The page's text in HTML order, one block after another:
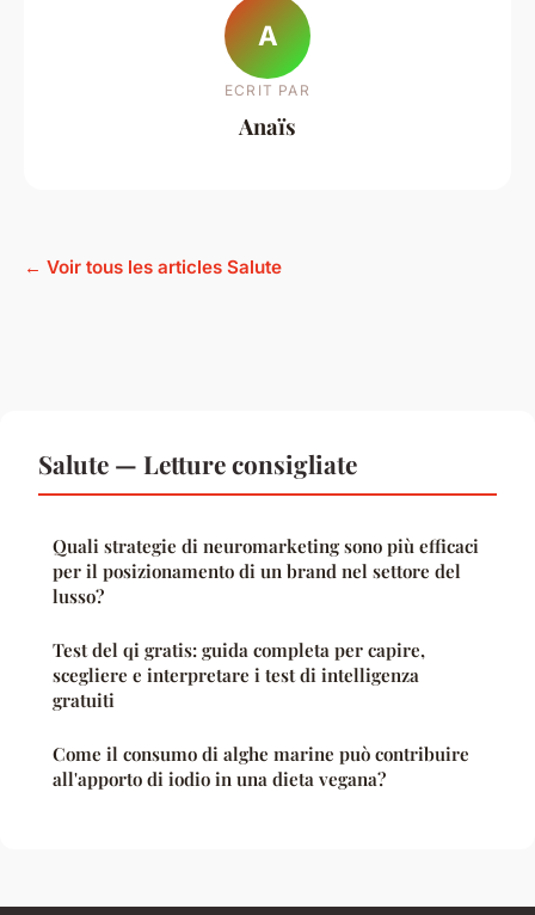
A
ECRIT PAR
Anaïs
← Voir tous les articles Salute
Salute — Letture consigliate
Quali strategie di neuromarketing sono più efficaci
per il posizionamento di un brand nel settore del
lusso?
Test del qi gratis: guida completa per capire,
scegliere e interpretare i test di intelligenza
gratuiti
Come il consumo di alghe marine può contribuire
all'apporto di iodio in una dieta vegana?